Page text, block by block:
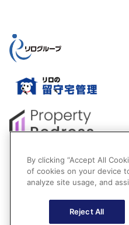
By clicking “Accept All
of cookies on your device
analyze site usage, and
Reject All